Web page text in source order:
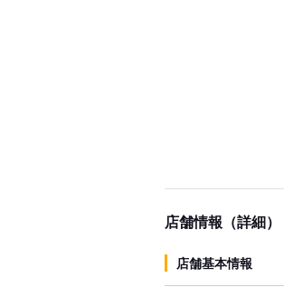
店舗情報（詳細）
店舗基本情報